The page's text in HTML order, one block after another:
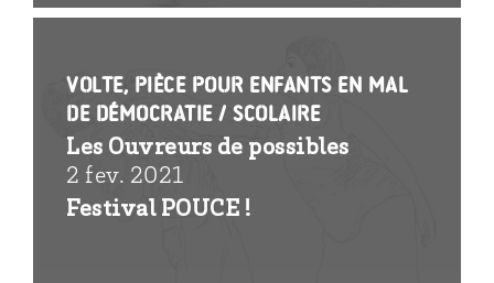
Volte, pièce pour enfants en mal
de démocratie / scolaire
Les Ouvreurs de possibles
2 fev. 2021
Festival POUCE !